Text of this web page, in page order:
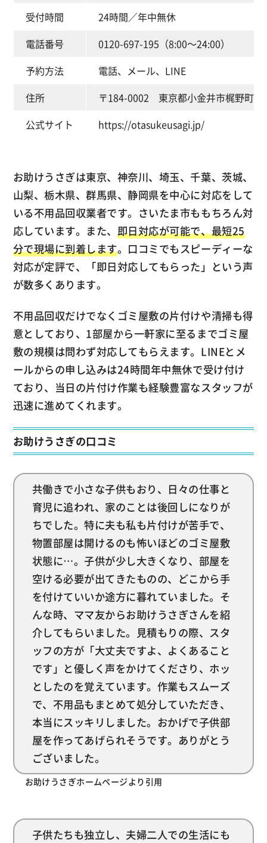
受付時間
24時間／年中無休
電話番号
0120-697-195（8:00～24:00）
予約方法
電話、メール、LINE
住所
〒184-0002 東京都小金井市梶野町3-
公式サイト
https://otasukeusagi.jp/
お助けうさぎは東京、神奈川、埼玉、千葉、茨城、
山梨、栃木県、群馬県、静岡県を中心に対応をして
いる不用品回収業者です。さいたま市ももちろん対
応しています。また、 即日対応が可能で、最短25
分で現場に到着します。口コミでもスピーディーな
対応が定評で、「即日対応してもらった」という声
が数多くあります。
不用品回収だけでなくゴミ屋敷の片付けや清掃も得
意としており、1部屋から一軒家に至るまでゴミ屋
敷の規模は問わず対応してもらえます。LINEとメ
ールからの申し込みは24時間年中無休で受け付け
ており、当日の片付け作業も経験豊富なスタッフが
迅速に進めてくれます。
お助けうさぎの口コミ
共働きで小さな子供もおり、日々の仕事と
育児に追われ、家のことは後回しになりが
ちでした。特に夫も私も片付けが苦手で、
物置部屋は開けるのも怖いほどのゴミ屋敷
状態に…。子供が少し大きくなり、部屋を
空ける必要が出てきたものの、どこから手
を付けていいか途方に暮れていました。そ
んな時、ママ友からお助けうさぎさんを紹
介してもらいました。見積もりの際、スタ
ッフの方が「大丈夫ですよ、よくあること
です」と優しく声をかけてくださり、ホッ
としたのを覚えています。作業もスムーズ
で、不用品もまとめて処分していただき、
本当にスッキリしました。おかげで子供部
屋を作ってあげられそうです。ありがとう
ございました。
お助けうさぎホームページより引用
子供たちも独立し、夫婦二人での生活にも